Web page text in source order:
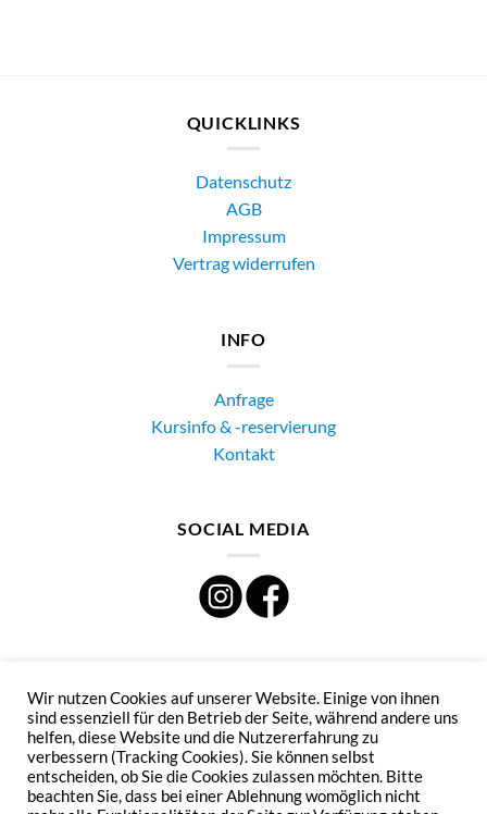
QUICKLINKS
Datenschutz
AGB
Impressum
Vertrag widerrufen
INFO
Anfrage
Kursinfo & -reservierung
Kontakt
SOCIAL MEDIA
Haferstraße 3,
4050 Traun
E-Mail:office@eislaufen-traun.at
Wir nutzen Cookies auf unserer Website. Einige von ihnen
sind essenziell für den Betrieb der Seite, während andere uns
helfen, diese Website und die Nutzererfahrung zu
verbessern (Tracking Cookies). Sie können selbst
entscheiden, ob Sie die Cookies zulassen möchten. Bitte
beachten Sie, dass bei einer Ablehnung womöglich nicht